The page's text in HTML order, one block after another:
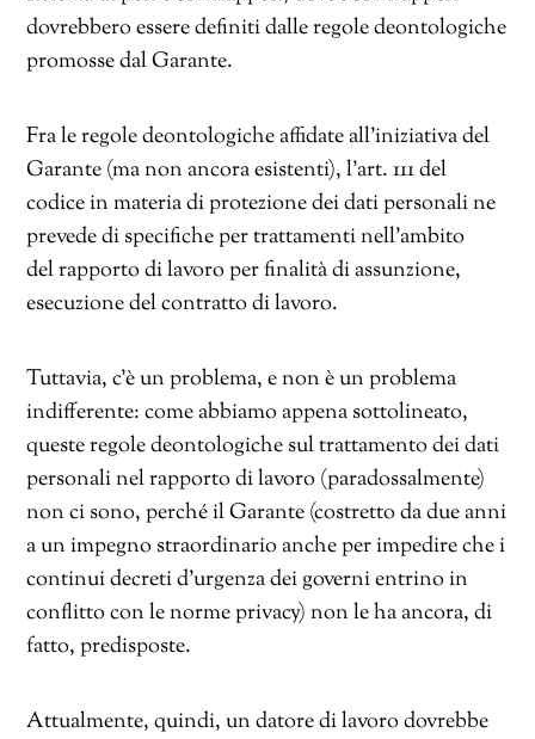
dovrebbero essere definiti dalle regole deontologiche
promosse dal Garante.
Fra le regole deontologiche affidate all’iniziativa del
Garante (ma non ancora esistenti), l’art. 111 del
codice in materia di protezione dei dati personali ne
prevede di specifiche per trattamenti nell’ambito
del rapporto di lavoro per finalità di assunzione,
esecuzione del contratto di lavoro.
Tuttavia, c’è un problema, e non è un problema
indifferente: come abbiamo appena sottolineato,
queste regole deontologiche sul trattamento dei dati
personali nel rapporto di lavoro (paradossalmente)
non ci sono, perché il Garante (costretto da due anni
a un impegno straordinario anche per impedire che i
continui decreti d’urgenza dei governi entrino in
conflitto con le norme privacy) non le ha ancora, di
fatto, predisposte.
Attualmente, quindi, un datore di lavoro dovrebbe